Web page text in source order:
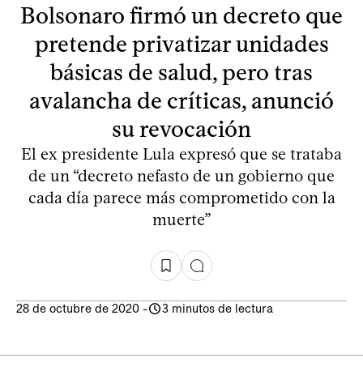
Bolsonaro firmó un decreto que
pretende privatizar unidades
básicas de salud, pero tras
avalancha de críticas, anunció
su revocación
El ex presidente Lula expresó que se trataba
de un “decreto nefasto de un gobierno que
cada día parece más comprometido con la
muerte”
28 de octubre de 2020 - 3 minutos de lectura